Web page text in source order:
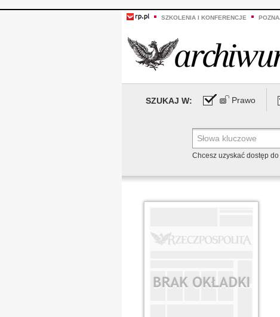
SZKOLENIA I KONFERENCJE
SZUKAJ W: Prawo
Chcesz uzyskać dostęp